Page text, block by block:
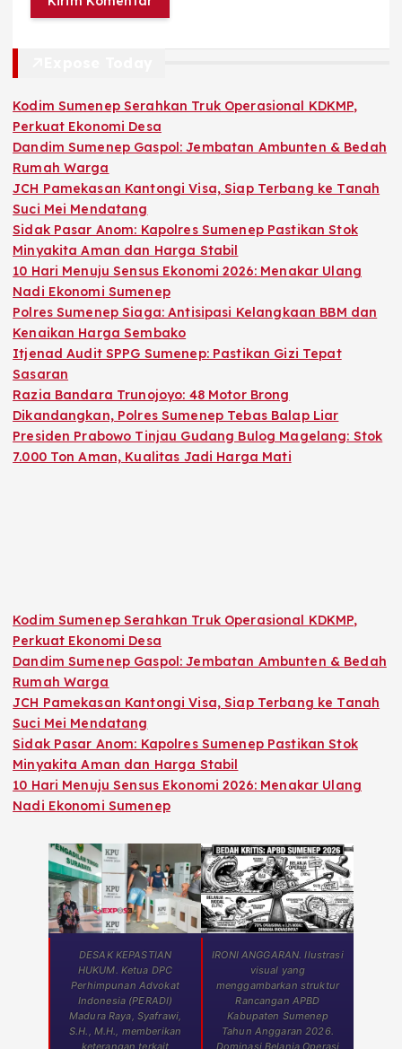
Kodim Sumenep Serahkan Truk Operasional KDKMP,
Perkuat Ekonomi Desa
Dandim Sumenep Gaspol: Jembatan Ambunten & Bedah
Rumah Warga
JCH Pamekasan Kantongi Visa, Siap Terbang ke Tanah
Suci Mei Mendatang
Sidak Pasar Anom: Kapolres Sumenep Pastikan Stok
Minyakita Aman dan Harga Stabil
10 Hari Menuju Sensus Ekonomi 2026: Menakar Ulang
Nadi Ekonomi Sumenep
Polres Sumenep Siaga: Antisipasi Kelangkaan BBM dan
Kenaikan Harga Sembako
Itjenad Audit SPPG Sumenep: Pastikan Gizi Tepat
Sasaran
Razia Bandara Trunojoyo: 48 Motor Brong
Dikandangkan, Polres Sumenep Tebas Balap Liar
Presiden Prabowo Tinjau Gudang Bulog Magelang: Stok
7.000 Ton Aman, Kualitas Jadi Harga Mati
Kodim Sumenep Serahkan Truk Operasional KDKMP,
Perkuat Ekonomi Desa
Dandim Sumenep Gaspol: Jembatan Ambunten & Bedah
Rumah Warga
JCH Pamekasan Kantongi Visa, Siap Terbang ke Tanah
Suci Mei Mendatang
Sidak Pasar Anom: Kapolres Sumenep Pastikan Stok
Minyakita Aman dan Harga Stabil
10 Hari Menuju Sensus Ekonomi 2026: Menakar Ulang
Nadi Ekonomi Sumenep
DESAK KEPASTIAN
HUKUM. Ketua DPC
Perhimpunan Advokat
Indonesia (PERADI)
Madura Raya, Syafrawi,
S.H., M.H., memberikan
keterangan terkait
IRONI ANGGARAN. Ilustrasi
visual yang
menggambarkan struktur
Rancangan APBD
Kabupaten Sumenep
Tahun Anggaran 2026.
Dominasi Belanja Operasi